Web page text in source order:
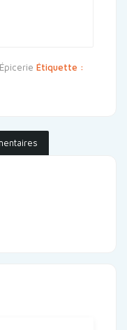
Épicerie Étiquette :